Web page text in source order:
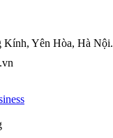
Kính, Yên Hòa, Hà Nội.